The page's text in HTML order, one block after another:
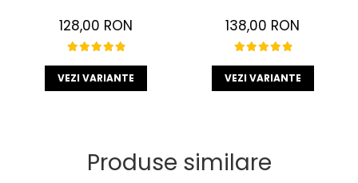
128,00 RON
VEZI VARIANTE
138,00 RON
VEZI VARIANTE
Produse similare